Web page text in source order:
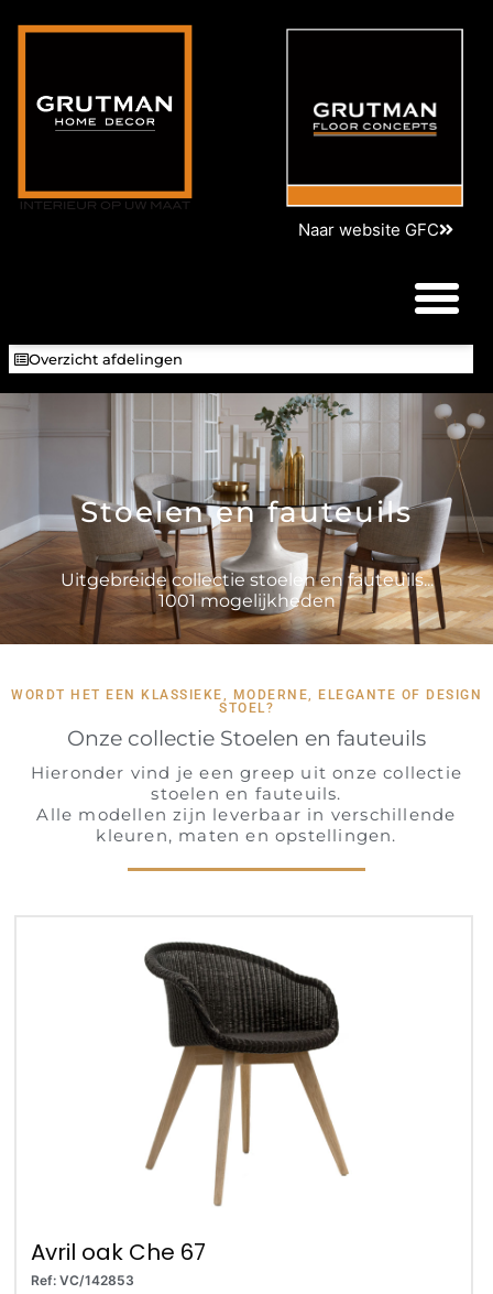
Naar website GFC
Overzicht afdelingen
Stoelen en fauteuils
Uitgebreide collectie stoelen en fauteuils...
1001 mogelijkheden
WORDT HET EEN KLASSIEKE, MODERNE, ELEGANTE OF DESIGN
STOEL?
Onze collectie Stoelen en fauteuils
Hieronder vind je een greep uit onze collectie
stoelen en fauteuils.
Alle modellen zijn leverbaar in verschillende
kleuren, maten en opstellingen.
Avril oak Che 67
Ref: VC/142853